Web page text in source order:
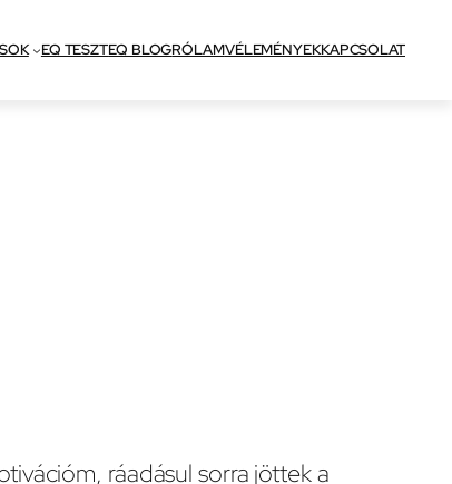
EQ TESZTEQ BLOGRÓLAMVÉLEMÉNYEKKAPCSOLAT
ráadásul sorra jöttek a